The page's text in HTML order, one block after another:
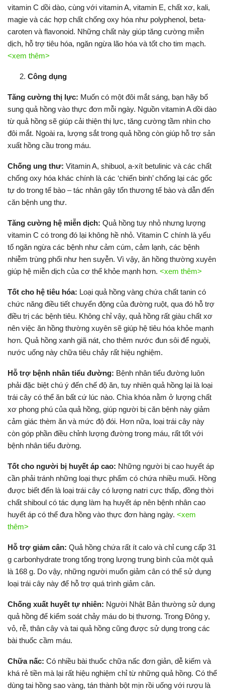
vitamin C dồi dào, cùng với vitamin A, vitamin E, chất xơ, kali,
magie và các hợp chất chống oxy hóa như polyphenol, beta-
caroten và flavonoid. Những chất này giúp tăng cường miễn
dịch, hỗ trợ tiêu hóa, ngăn ngừa lão hóa và tốt cho tim mạch.
<xem thêm>
Công dụng
Tăng cường thị lực: Muốn có một đôi mắt sáng, bạn hãy bổ
sung quả hồng vào thực đơn mỗi ngày. Nguồn vitamin A dồi dào
từ quả hồng sẽ giúp cải thiện thị lực, tăng cường tầm nhìn cho
đôi mắt. Ngoài ra, lượng sắt trong quả hồng còn giúp hỗ trợ sản
xuất hồng cầu trong máu.
Chống ung thư: Vitamin A, shibuol, a-xít betulinic và các chất
chống oxy hóa khác chính là các ‘chiến binh’ chống lại các gốc
tự do trong tế bào – tác nhân gây tổn thương tế bào và dẫn đến
căn bệnh ung thư.
Tăng cường hệ miễn dịch: Quả hồng tuy nhỏ nhưng lượng
vitamin C có trong đó lại không hề nhỏ. Vitamin C chính là yếu
tố ngăn ngừa các bệnh như cảm cúm, cảm lạnh, các bệnh
nhiễm trùng phổi như hen suyễn. Vì vậy, ăn hồng thường xuyên
giúp hệ miễn dịch của cơ thể khỏe mạnh hơn. <xem thêm>
Tốt cho hệ tiêu hóa: Loại quả hồng vàng chứa chất tanin có
chức năng điều tiết chuyển động của đường ruột, qua đó hỗ trợ
điều trị các bệnh tiêu. Không chỉ vậy, quả hồng rất giàu chất xơ
nên việc ăn hồng thường xuyên sẽ giúp hệ tiêu hóa khỏe mạnh
hơn. Quả hồng xanh giã nát, cho thêm nước đun sôi để nguội,
nước uống này chữa tiêu chảy rất hiệu nghiệm.
Hỗ trợ bệnh nhân tiểu đường: Bệnh nhân tiểu đường luôn
phải đặc biệt chú ý đến chế độ ăn, tuy nhiên quả hồng lại là loại
trái cây có thể ăn bất cứ lúc nào. Chìa khóa nằm ở lượng chất
xơ phong phú của quả hồng, giúp người bị căn bệnh này giảm
cảm giác thèm ăn và mức độ đói. Hơn nữa, loại trái cây này
còn góp phần điều chỉnh lượng đường trong máu, rất tốt với
bệnh nhân tiểu đường.
Tốt cho người bị huyết áp cao: Những người bị cao huyết áp
cần phải tránh những loại thực phẩm có chứa nhiều muối. Hồng
được biết đến là loại trái cây có lượng natri cực thấp, đồng thời
chất shiboul có tác dụng làm hạ huyết áp nên bệnh nhân cao
huyết áp có thể đưa hồng vào thực đơn hàng ngày. <xem
thêm>
Hỗ trợ giảm cân: Quả hồng chứa rất ít calo và chỉ cung cấp 31
g carbonhydrate trong tổng trọng lượng trung bình của một quả
là 168 g. Do vậy, những người muốn giảm cân có thể sử dụng
loại trái cây này để hỗ trợ quá trình giảm cân.
Chống xuất huyết tự nhiên: Người Nhật Bản thường sử dụng
quả hồng để kiểm soát chảy máu do bị thương. Trong Đông y,
vỏ, rễ, thân cây và tai quả hồng cũng được sử dụng trong các
bài thuốc cầm máu.
Chữa nấc: Có nhiều bài thuốc chữa nấc đơn giản, dễ kiếm và
khá rẻ tiền mà lại rất hiệu nghiệm chỉ từ những quả hồng. Có thể
dùng tai hồng sao vàng, tán thành bột mịn rồi uống với rượu là